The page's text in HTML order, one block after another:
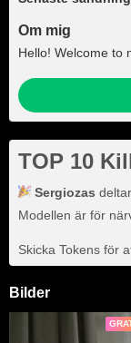
Om mig
Hello! Welcome to
TOP 10
Sergiozas
Modellen är för
Skicka Tokens för
Bilder